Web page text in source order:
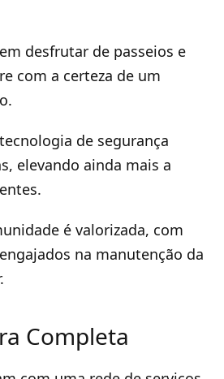
desfrutar de passeios e
com a certeza de um
de segurança
elevando ainda mais a
é valorizada, com
na manutenção da
Completa